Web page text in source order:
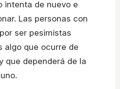
intenta de nuevo e
Las personas con
ser pesimistas
algo que ocurre de
que dependerá de la